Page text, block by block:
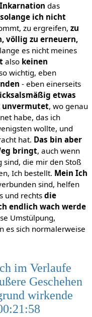
das
solange ich nicht
zu ergreifen, zu
völlig zu erneuern,
es nicht meines
also keinen
wichtig, eben
- eben einerseits
etwas
unvermutet, wo genau
habe, das ich
wollte, und
hat. Das bin aber
bringt, auch wenn
sind, die mir den Stoß
Ich bestellt. Mein Ich
sind, helfen
und rechts die
endlich wach werde
Umstülpung,
es sich normalerweise
im Verlaufe
Geschehen
wirkende